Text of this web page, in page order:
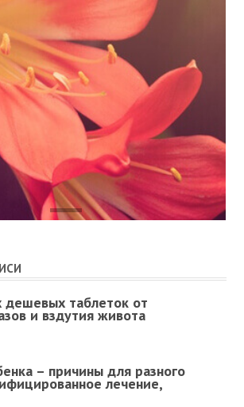
дешевых таблеток от
и вздутия живота
– причины для разного
лечение,